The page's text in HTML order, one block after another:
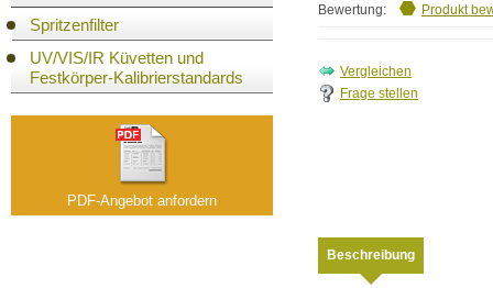
Spritzenfilter
UV/VIS/IR Küvetten und
Festkörper-Kalibrierstandards
PDF-Angebot anfordern
Bewertung:
Produkt
Frage stellen
Beschreibung